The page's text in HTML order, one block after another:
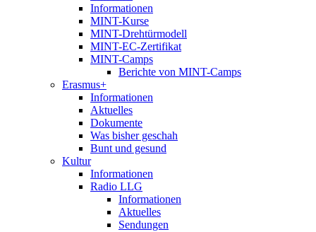
Informationen
MINT-Kurse
MINT-Drehtürmodell
MINT-EC-Zertifikat
MINT-Camps
Berichte von MINT-Camps
Erasmus+
Informationen
Aktuelles
Dokumente
Was bisher geschah
Bunt und gesund
Kultur
Informationen
Radio LLG
Informationen
Aktuelles
Sendungen